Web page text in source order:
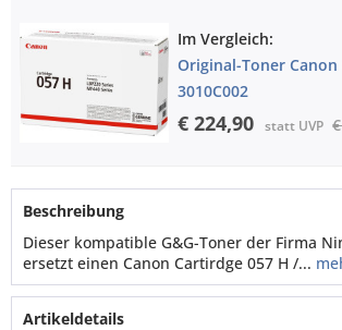
Im Vergleich:
Original-Toner
3010C002
€ 224,90 statt UVP
Beschreibung
Dieser kompatible G&G-Toner der Firma
ersetzt einen Canon Cartirdge 057 H /...
Artikeldetails